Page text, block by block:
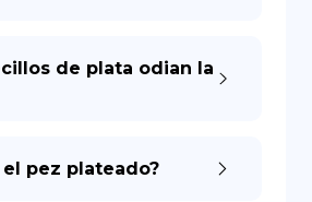
de plata odian la
el pez plateado?